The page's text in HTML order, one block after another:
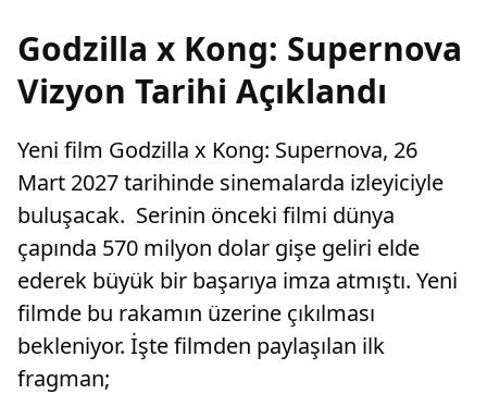
Godzilla x Kong: Supernova
Vizyon Tarihi Açıklandı
Yeni film Godzilla x Kong: Supernova, 26
Mart 2027 tarihinde sinemalarda izleyiciyle
buluşacak. Serinin önceki filmi dünya
çapında 570 milyon dolar gişe geliri elde
ederek büyük bir başarıya imza atmıştı. Yeni
filmde bu rakamın üzerine çıkılması
bekleniyor. İşte filmden paylaşılan ilk
fragman;